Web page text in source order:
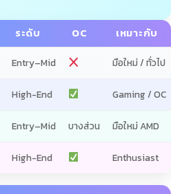
ระดับ OC เหมาะกับ
Entry–Mid มือใหม่ / ทั่วไป
High-End Gaming / OC
Entry–Mid บางส่วน มือใหม่ AMD
High-End Enthusiast